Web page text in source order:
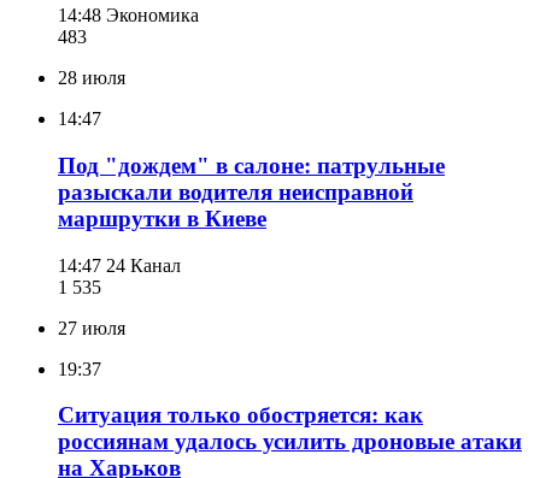
14:48 Экономика
483
28 июля
14:47
Под "дождем" в салоне: патрульные
разыскали водителя неисправной
маршрутки в Киеве
14:47 24 Канал
1 535
27 июля
19:37
Ситуация только обостряется: как
россиянам удалось усилить дроновые атаки
на Харьков